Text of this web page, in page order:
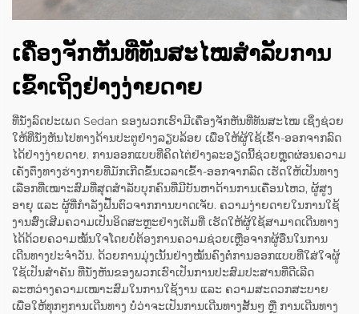
ເຄື່ອງຈັກຫັນທີ່ທັນສະໄໝສຳລັບການ
ເຂົ້າເຖິງຢ່າງງ່າຍດາຍ
ທີ່ນັ່ງລົດປະເພດ Sedan ຂອງພວກເຮົາມີເຄື່ອງຈັກຫັນທີ່ທັນສະໄໝ ເຊິ່ງຊ່ວຍ
ໃຫ້ທີ່ນັ່ງຫັນໄປທາງດ້ານປະຕູຢ່າງລຽບລ້ອຍ ເພື່ອໃຫ້ຜູ້ໃຊ້ເຂົ້າ-ອອກຈາກລົດ
ໄດ້ຢ່າງງ່າຍດາຍ. ການອອກແບບທີ່ຄິດໄຕ່ຢ່າງລະອຽດນີ້ຊ່ວຍຫຼຸດຜ່ອນຄວາມ
ເຄັ່ງຕຶງທາງຮ່າງກາຍທີ່ມັກເກີດຂຶ້ນເວລາເຂົ້າ-ອອກຈາກລົດ ເຮັດໃຫ້ເປັນທາງ
ເລືອກທີ່ເໝາະສົມທີ່ສຸດສຳລັບບຸກຄົນທີ່ມີບັນຫາດ້ານການເຄື່ອນໄຫວ, ຜູ້ສູງ
ອາຍຸ ແລະ ຜູ້ທີ່ກຳລັງຟື້ນຕົວຈາກການບາດເຈັບ. ຄວາມງ່າຍດາຍໃນການໃຊ້
ງານສົ່ງເສີມຄວາມເປັນອິດສະຫຼະຢ່າງເຕັມທີ່ ເຮັດໃຫ້ຜູ້ໃຊ້ສາມາດເດີນທາງ
ໄດ້ດ້ວຍຄວາມໝັ້ນໃຈໂດຍບໍ່ຕ້ອງການຄວາມຊ່ວຍເຫຼືອຈາກຜູ້ອື່ນໃນການ
ເດີນທາງປະຈຳວັນ. ດ້ວຍການມຸ່ງເນັ້ນຢ່າງໝັ້ນຄົງຕໍ່ການອອກແບບທີ່ໃສ່ໃຈຜູ້
ໃຊ້ເປັນສຳຄັນ ທີ່ນັ່ງຫັນຂອງພວກເຮົາເປັນການປະສົມປະສານທີ່ດີເລີດ
ລະຫວ່າງຄວາມເໝາະສົມໃນການໃຊ້ງານ ແລະ ຄວາມສະດວກສະບາຍ
ເພື່ອໃຫ້ທຸກໆການເດີນທາງ ບໍ່ວ່າຈະເປັນການເດີນທາງສັ້ນໆ ຫຼື ການເດີນທາງ